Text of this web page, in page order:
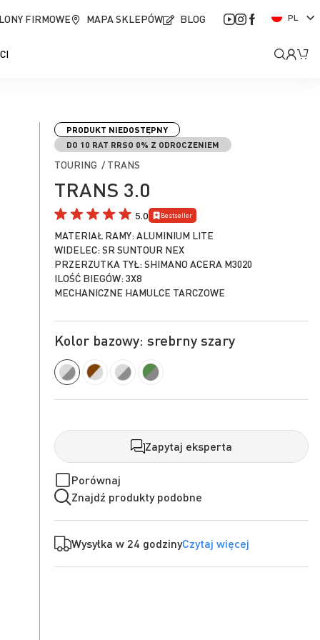
FIRMOWE MAPA SKLEPÓW BLOG
J
y
PL
Moje
TRANS 3.0
5.0 Bestseller
PRODUKT NIEDOSTĘPNY
DO 10 RAT RRSO 0% Z ODROCZENIEM
TOURING / TRANS
MATERIAŁ RAMY: ALUMINIUM LITE
WIDELEC: SR SUNTOUR NEX
PRZERZUTKA TYŁ: SHIMANO ACERA M3020
ILOŚĆ BIEGÓW: 3X8
MECHANICZNE HAMULCE TARCZOWE
Kolor bazowy: srebrny szary
Zapytaj eksperta
Porównaj
Znajdź produkty podobne
Wysyłka w 24 godzinyCzytaj więcej